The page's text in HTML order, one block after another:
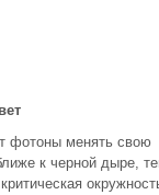
фотоны менять свою
к черной дыре,